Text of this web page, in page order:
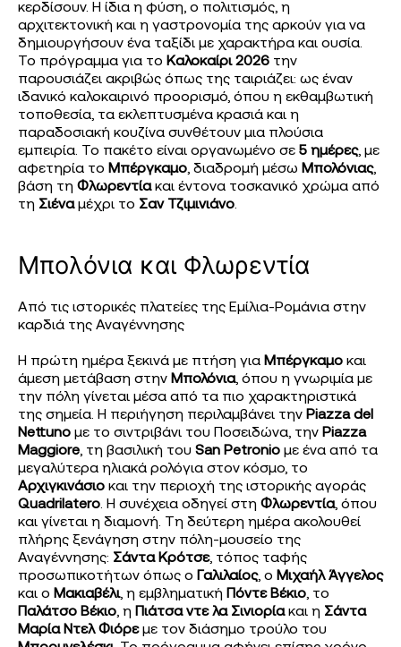
κερδίσουν. Η ίδια η φύση, ο πολιτισμός, η
αρχιτεκτονική και η γαστρονομία της αρκούν για να
δημιουργήσουν ένα ταξίδι με χαρακτήρα και ουσία.
Το πρόγραμμα για το Καλοκαίρι 2026 την
παρουσιάζει ακριβώς όπως της ταιριάζει: ως έναν
ιδανικό καλοκαιρινό προορισμό, όπου η εκθαμβωτική
τοποθεσία, τα εκλεπτυσμένα κρασιά και η
παραδοσιακή κουζίνα συνθέτουν μια πλούσια
εμπειρία. Το πακέτο είναι οργανωμένο σε 5 ημέρες, με
αφετηρία το Μπέργκαμο, διαδρομή μέσω Μπολόνιας,
βάση τη Φλωρεντίακαι έντονα τοσκανικό χρώμα από
τη Σιέναμέχρι το Σαν Τζιμινιάνο.
Μπολόνια και Φλωρεντία
Από τις ιστορικές πλατείες της Εμίλια-Ρομάνια στην
καρδιά της Αναγέννησης
Η πρώτη ημέρα ξεκινά με πτήση για Μπέργκαμο και
άμεση μετάβαση στην Μπολόνια, όπου η γνωριμία με
την πόλη γίνεται μέσα από τα πιο χαρακτηριστικά
της σημεία. Η περιήγηση περιλαμβάνει την Piazza del
Nettuno με το σιντριβάνι του Ποσειδώνα, την Piazza
Maggiore, τη βασιλική του San Petronio με ένα από τα
μεγαλύτερα ηλιακά ρολόγια στον κόσμο, το
Αρχιγκινάσιο και την περιοχή της ιστορικής αγοράς
Quadrilatero. Η συνέχεια οδηγεί στη Φλωρεντία, όπου
και γίνεται η διαμονή. Τη δεύτερη ημέρα ακολουθεί
πλήρης ξενάγηση στην πόλη-μουσείο της
Αναγέννησης: Σάντα Κρότσε, τόπος ταφής
προσωπικοτήτων όπως ο Γαλιλαίος, ο Μιχαήλ Άγγελος
και ο Μακιαβέλι, η εμβληματική Πόντε Βέκιο, το
Παλάτσο Βέκιο, η Πιάτσα ντε λα Σινιορίακαι η Σάντα
Μαρία Ντελ Φιόρεμε τον διάσημο τρούλο του